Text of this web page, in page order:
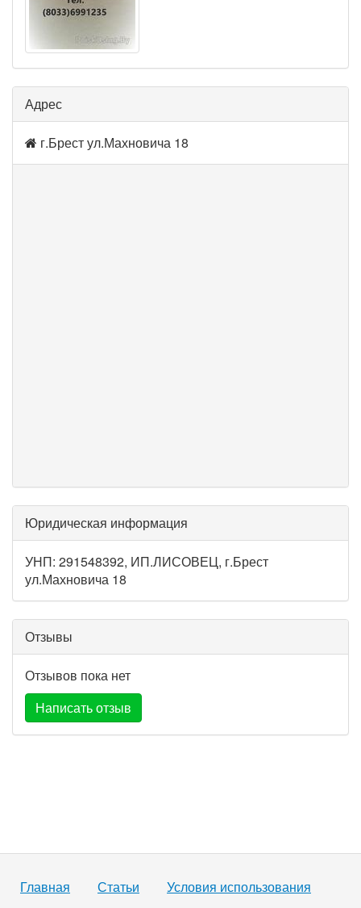
Адрес
г.Брест ул.Махновича 18
Юридическая информация
УНП: 291548392, ИП.ЛИСОВЕЦ, г.Брест
ул.Махновича 18
Отзывы
Отзывов пока нет
Написать отзыв
Главная Статьи
Условия использования